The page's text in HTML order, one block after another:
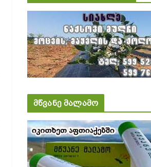
მწვანე მალამო